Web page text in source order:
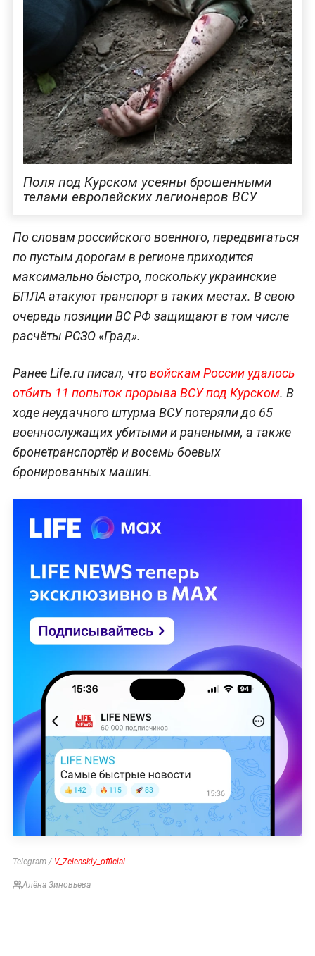
Поля под Курском усеяны брошенными
телами европейских легионеров ВСУ
По словам российского военного, передвигаться
по пустым дорогам в регионе приходится
максимально быстро, поскольку украинские
БПЛА атакуют транспорт в таких местах. В свою
очередь позиции ВС РФ защищают в том числе
расчёты РСЗО «Град».
Ранее Life.ru писал, чтовойскам России удалось
отбить 11 попыток прорыва ВСУ под Курском. В
ходе неудачного штурма ВСУ потеряли до 65
военнослужащих убитыми и ранеными, а также
бронетранспортёр и восемь боевых
бронированных машин.
Telegram / V_Zelenskiy_official
Алёна Зиновьева